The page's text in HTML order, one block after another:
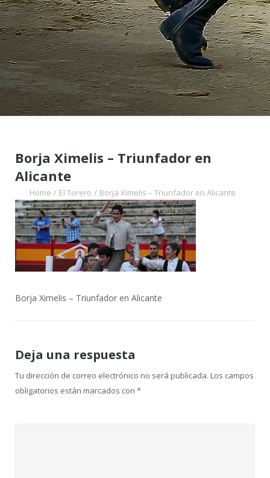
Borja Ximelis – Triunfador en
Alicante
Home / El Torero / Borja Ximelis – Triunfador en Alicante
Borja Ximelis – Triunfador en Alicante
Deja una respuesta
Tu dirección de correo electrónico no será publicada. Los campos
obligatorios están marcados con *